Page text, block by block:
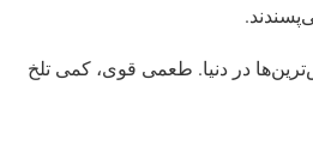
در دنیا. طعمی قوی، کمی تلخ